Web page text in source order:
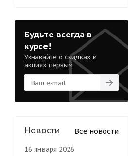
Будьте всегда в
курсе!
Узнавайте о скидках и
акциях первым
Новости Все новости
16 января 2026